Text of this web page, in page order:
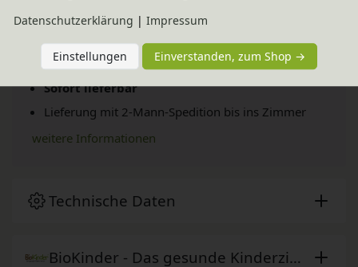
69,95 € innerhalb ...
Sofort lieferbar
Lieferung mit 2-Mann-Spedition bis ins Zimmer
weitere Informationen
Technische Daten
BioKinder - Das gesunde Kinderzimmer
Daten­schutz­erklärung | Impressum
Einstellungen Einverstanden, zum Shop →